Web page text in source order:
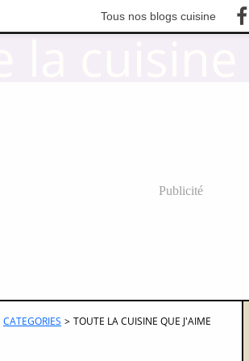
Tous nos blogs cuisine
Publicité
CATEGORIES > TOUTE LA CUISINE QUE J'AIME